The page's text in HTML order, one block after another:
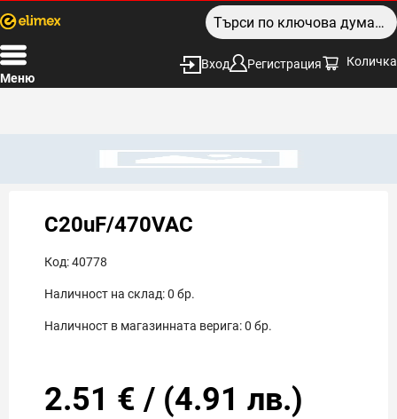
Меню
Вход Регистрация Количка
C20uF/470VAC
Код:40778
Наличност на склад:0 бр.
Наличност в магазинната верига:0 бр.
2.51 € / (4.91 лв.)